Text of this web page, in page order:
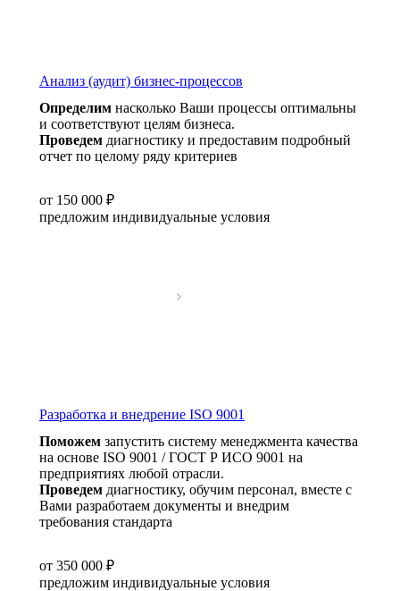
Анализ (аудит) бизнес-процессов
Определим насколько Ваши процессы оптимальны
и соответствуют целям бизнеса.
Проведем диагностику и предоставим подробный
отчет по целому ряду критериев
от 150 000 ₽
предложим индивидуальные условия
Разработка и внедрение ISO 9001
Поможем запустить систему менеджмента качества
на основе ISO 9001 / ГОСТ Р ИСО 9001 на
предприятиях любой отрасли.
Проведем диагностику, обучим персонал, вместе с
Вами разработаем документы и внедрим
требования стандарта
от 350 000 ₽
предложим индивидуальные условия